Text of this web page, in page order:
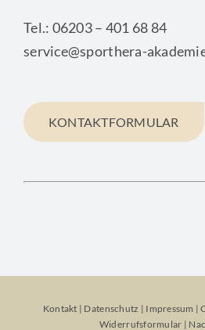
Tel.: 06203 – 401 68 84
service@sporthera-
KONTAKTFORMULAR
Kontakt | Datenschutz | Impressum |
Widerrufsformular |